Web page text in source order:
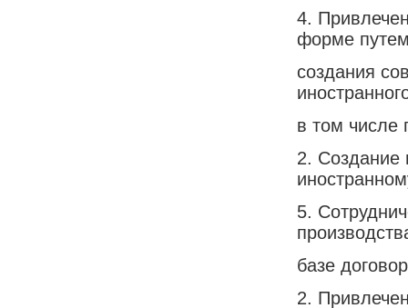
4.
форме
создания
в том числе
2. Создание
5.
базе
2.